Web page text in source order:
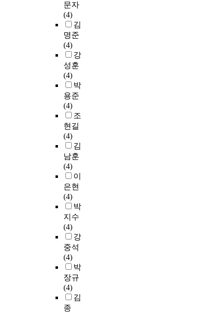
문자
(4)
김
명준
(4)
강
성훈
(4)
박
용준
(4)
조
현길
(4)
김
남훈
(4)
이
은현
(4)
박
지수
(4)
강
중석
(4)
박
장규
(4)
김
종